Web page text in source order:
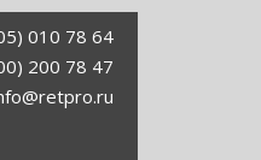
010 78 64
200 78 47